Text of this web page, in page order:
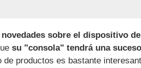
novedades sobre el dispositivo
su "consola" tendrá una
de productos es bastante